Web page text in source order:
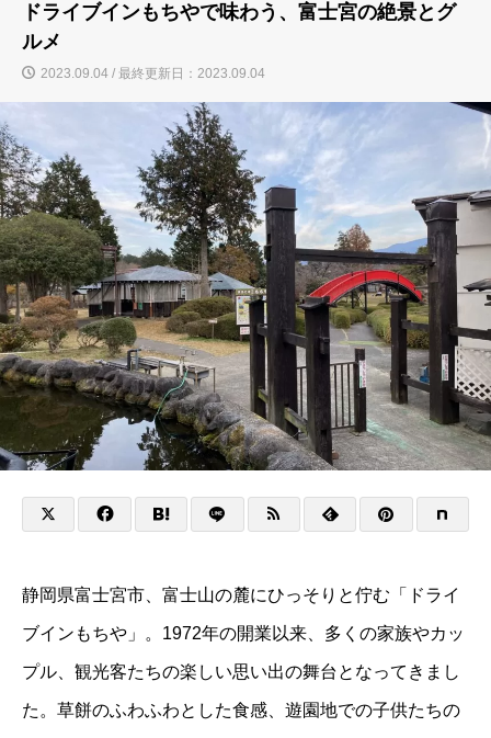
ドライブインもちやで味わう、富士宮の絶景とグ
ルメ
2023.09.04 / 最終更新日：2023.09.04
静岡県富士宮市、富士山の麓にひっそりと佇む「ドライ
ブインもちや」。1972年の開業以来、多くの家族やカッ
プル、観光客たちの楽しい思い出の舞台となってきまし
た。草餅のふわふわとした食感、遊園地での子供たちの